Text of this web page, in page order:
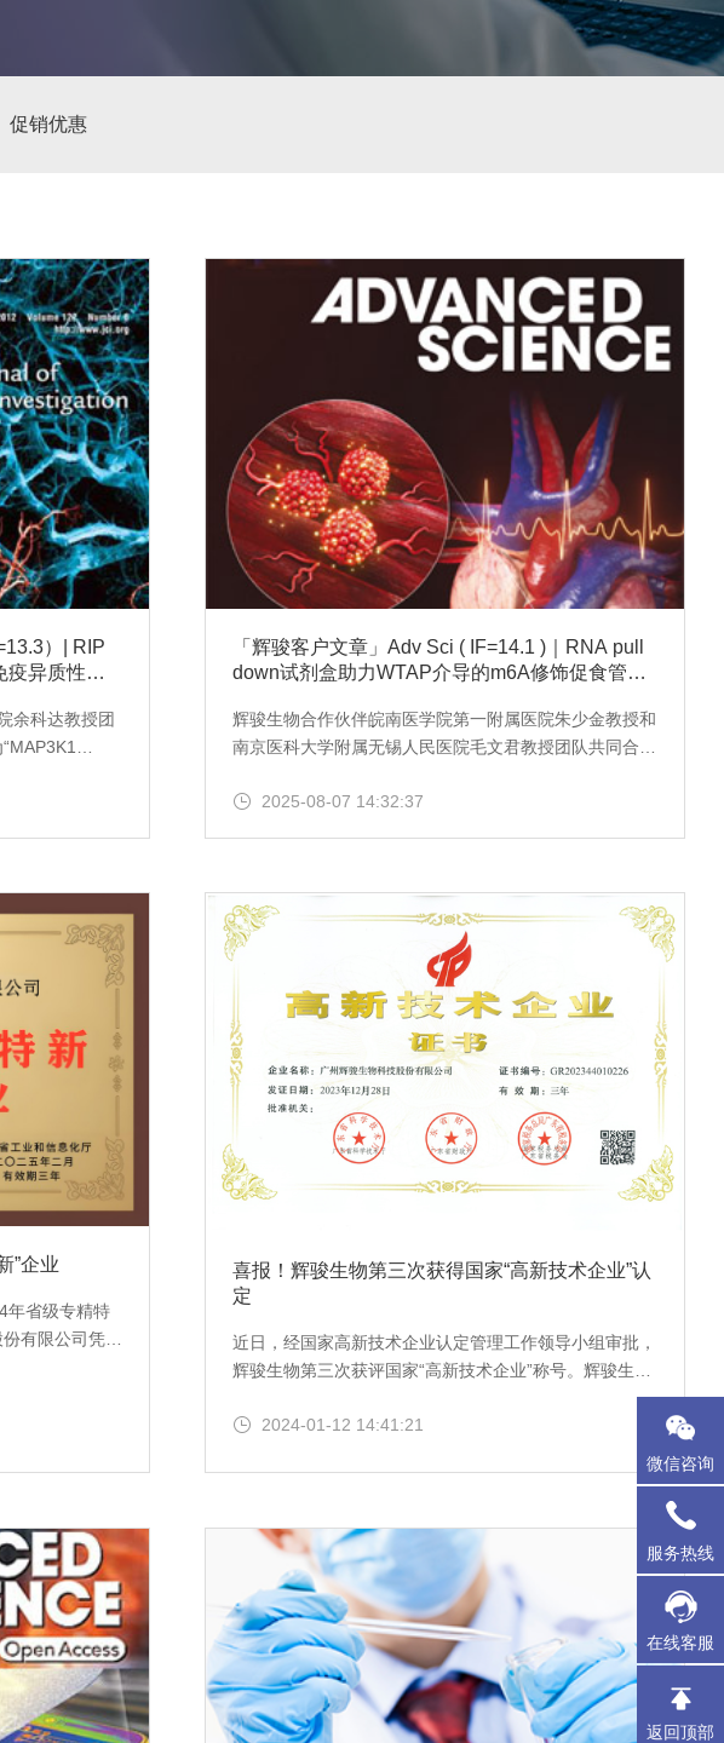
促销优惠
）| RIP
疫异质性的
余科达教授团
breast
「辉骏客户文章」Adv Sci ( IF=14.1 )｜RNA pull
down试剂盒助力WTAP介导的m6A修饰促食管鳞
辉骏生物合作伙伴皖南医学院第一附属医院朱少金教授和
南京医科大学附属无锡人民医院毛文君教授团队共同合
献，辉骏生物产品生物素RNA pull down试剂盒（货号：
2025-08-07 14:32:37
”企业
年省级专精特
有限公司凭借
白质相关的技
，辉骏生物自
可和支持。
喜报！辉骏生物第三次获得国家“高新技术企业”认
定
近日，经国家高新技术企业认定管理工作领导小组审批，
辉骏生物第三次获评国家“高新技术企业”称号。辉骏生物
成立十余年来，一直专注于“分子、蛋白（抗体）”相关的
技术升级和产品研发。技术服务涉及蛋白质组学、蛋白质
鉴定、蛋白/DNA/RNA互作，以及分子、细胞实验；研发
产品包括标签纳米抗体磁珠、互作试剂盒、标签抗体、内
验成果也已经发表了很多高水平的SCI论文。
2024-01-12 14:41:21
微信咨询
服务热线
在线客服
返回顶部